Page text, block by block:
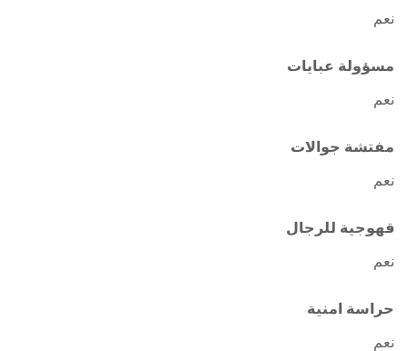
نعم
مسؤولة عبايات
نعم
مفتشة جوالات
نعم
قهوجية للرجال
نعم
حراسة امنية
نعم